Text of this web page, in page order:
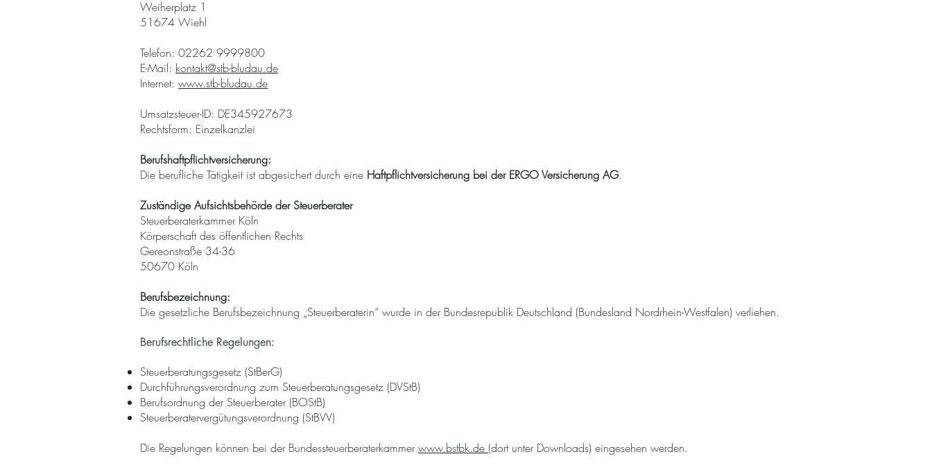
Weiherplatz 1
51674 Wiehl
Telefon: 02262 9999800
E-Mail: kontakt@stb-bludau.de
Internet: www.stb-bludau.de
Umsatzsteuer-ID: DE345927673
Rechtsform: Einzelkanzlei
Berufshaftpflichtversicherung:
Die berufliche Tätigkeit ist abgesichert durch eine Haftpflichtversicherung bei der ERGO Versicherung AG.
Zuständige Aufsichtsbehörde der Steuerberater
Steuerberaterkammer Köln
Körperschaft des öffentlichen Rechts
Gereonstraße 34-36
50670 Köln
Berufsbezeichnung:
Die gesetzliche Berufsbezeichnung „Steuerberaterin“ wurde in der Bundesrepublik Deutschland (Bundesland Nordrhein-Westfalen) verliehen.
Berufsrechtliche Regelungen:
Steuerberatungsgesetz (StBerG)
Durchführungsverordnung zum Steuerbe­ra­tungs­ge­setz (DVStB)
Berufsordnung der Steuerberater (BOStB)
Steuerberater­ver­gü­tungs­ver­ord­nung (StBVV)
Die Regelungen können bei der Bun­des­steu­er­be­ra­ter­kam­merwww.bstbk.de (dort unter Downloads) eingesehen werden.